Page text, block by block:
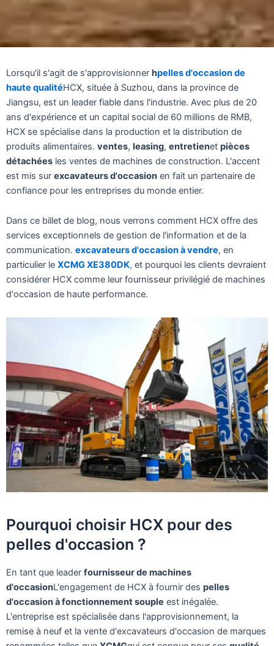
Lorsqu'il s'agit de s'approvisionner hpelles d'occasion de
haute qualitéHCX, située à Suzhou, dans la province de
Jiangsu, est un leader fiable dans l'industrie. Avec plus de 20
ans d'expérience et un capital social de 60 millions de RMB,
HCX se spécialise dans la production et la distribution de
produits alimentaires. ventes, leasing, entretienet pièces
détachées les ventes de machines de construction. L'accent
est mis sur excavateurs d'occasion en fait un partenaire de
confiance pour les entreprises du monde entier.
Dans ce billet de blog, nous verrons comment HCX offre des
services exceptionnels de gestion de l'information et de la
communication. excavateurs d'occasion à vendre, en
particulier le XCMG XE380DK, et pourquoi les clients devraient
considérer HCX comme leur fournisseur privilégié de machines
d'occasion de haute performance.
Pourquoi choisir HCX pour des
pelles d'occasion ?
En tant que leader fournisseur de machines
d'occasionL'engagement de HCX à fournir des pelles
d'occasion à fonctionnement souple est inégalée.
L'entreprise est spécialisée dans l'approvisionnement, la
remise à neuf et la vente d'excavateurs d'occasion de marques